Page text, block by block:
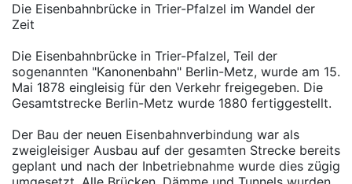
Die Eisenbahnbrücke in Trier-Pfalzel im Wandel der
Zeit
Die Eisenbahnbrücke in Trier-Pfalzel, Teil der
sogenannten "Kanonenbahn" Berlin-Metz, wurde am 15.
Mai 1878 eingleisig für den Verkehr freigegeben. Die
Gesamtstrecke Berlin-Metz wurde 1880 fertiggestellt.
Der Bau der neuen Eisenbahnverbindung war als
zweigleisiger Ausbau auf der gesamten Strecke bereits
geplant und nach der Inbetriebnahme wurde dies zügig